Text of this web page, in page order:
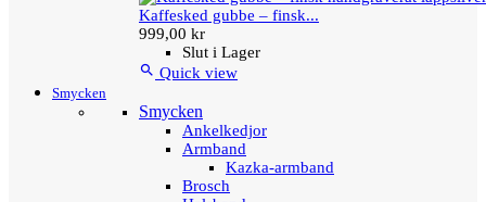
Kaffesked gubbe – finsk...
999,00 kr
Slut i Lager
 Quick view
Smycken
Smycken
Ankelkedjor
Armband
Kazka-armband
Brosch